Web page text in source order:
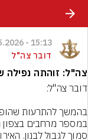
15:13 - 31.05.2026
דובר צה"ל
צה"ל: זוהתה נפילה